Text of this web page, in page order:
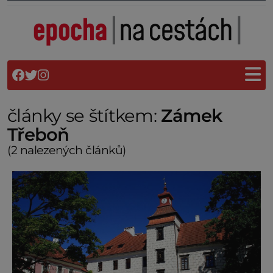
články se štítkem: Zámek
Třeboň
(2 nalezených článků)